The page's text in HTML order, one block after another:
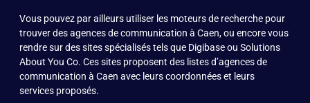
Vous pouvez par ailleurs utiliser les moteurs de recherche pour
trouver des agences de communication à Caen, ou encore vous
rendre sur des sites spécialisés tels que Digibase ou Solutions
About You Co. Ces sites proposent des listes d’agences de
communication à Caen avec leurs coordonnées et leurs
services proposés.